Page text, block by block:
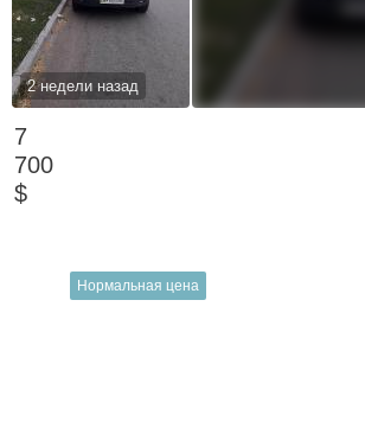
2 недели назад
7
700
$
Нормальная цена